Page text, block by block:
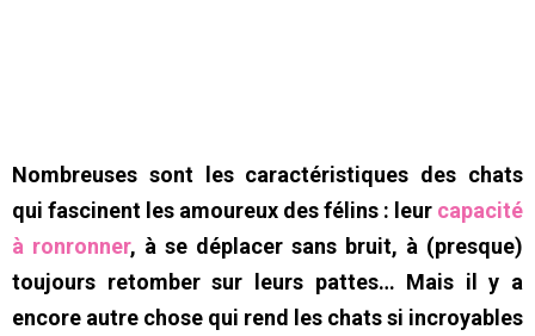
Nombreuses sont les caractéristiques des chats
qui fascinent les amoureux des félins : leur capacité
à ronronner, à se déplacer sans bruit, à (presque)
toujours retomber sur leurs pattes… Mais il y a
encore autre chose qui rend les chats si incroyables